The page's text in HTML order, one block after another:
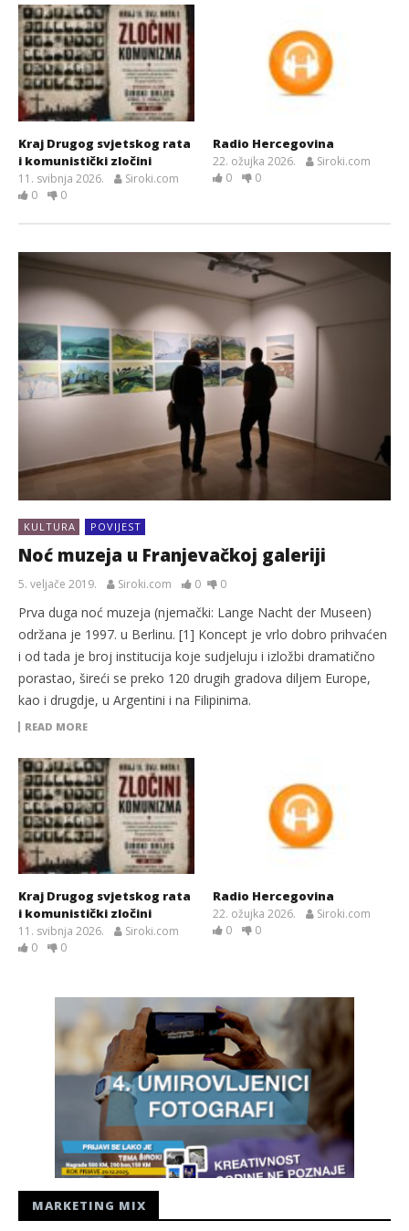
Kraj Drugog svjetskog rata
i komunistički zločini
11. svibnja 2026.
Siroki.com
0
0
Radio Hercegovina
22. ožujka 2026.
Siroki.com
0
0
KULTURA POVIJEST
Noć muzeja u Franjevačkoj galeriji
5. veljače 2019. Siroki.com 0 0
Prva duga noć muzeja (njemački: Lange Nacht der Museen)
održana je 1997. u Berlinu. [1] Koncept je vrlo dobro prihvaćen
i od tada je broj institucija koje sudjeluju i izložbi dramatično
porastao, šireći se preko 120 drugih gradova diljem Europe,
kao i drugdje, u Argentini i na Filipinima.
READ MORE
Kraj Drugog svjetskog rata
i komunistički zločini
11. svibnja 2026.
Siroki.com
0
0
Radio Hercegovina
22. ožujka 2026.
Siroki.com
0
0
MARKETING MIX